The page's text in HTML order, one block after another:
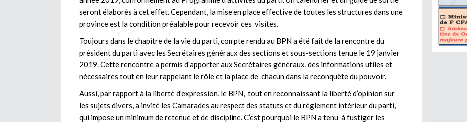
seront élaborés à cet effet. Cependant, la mise en place effective de toutes les structures dans une
province est la condition préalable pour recevoir ces visites.
Toujours dans le chapitre de la vie du parti, compte rendu au BPN a été fait de la rencontre du
président du parti avec les Secrétaires généraux des sections et sous-sections tenue le 19 janvier
2019. Cette rencontre a permis d’apporter aux Secrétaires généraux, des informations utiles et
nécessaires tout en leur rappelant le rôle et la place de chacun dans la reconquête du pouvoir.
Aussi, par rapport à la liberté d’expression, le BPN, tout en reconnaissant la liberté d’opinion sur
les sujets divers, a invité les Camarades au respect des statuts et du règlement intérieur du parti,
qui impose un minimum de retenue et de discipline. C’est pourquoi le BPN a tenu à fustiger les